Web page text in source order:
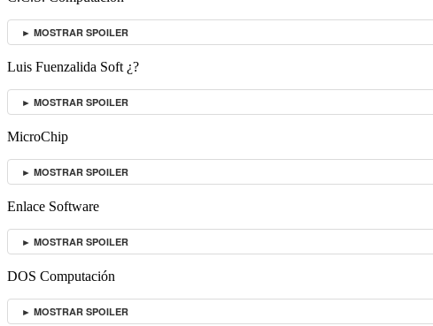
► MOSTRAR SPOILER
Luis Fuenzalida Soft ¿?
► MOSTRAR SPOILER
MicroChip
► MOSTRAR SPOILER
Enlace Software
► MOSTRAR SPOILER
DOS Computación
► MOSTRAR SPOILER